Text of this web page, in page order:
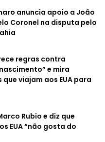
anuncia apoio a João
Coronel na disputa pelo
regras contra
e mira
viajam aos EUA para
Rubio e diz que
EUA “não gosta do